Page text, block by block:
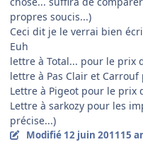
propres soucis...)
Ceci dit je le verrai bien
Euh
lettre à Total... pour le prix
lettre à Pas Clair et
Lettre à Pigeot pour le prix
Lettre à sarkozy pour les
précise...)
Modifié 12 juin 201115